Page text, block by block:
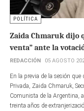
POLÍTICA
Zaida Chmaruk dijo
venta” ante la
REDACCIÓN 05 AGOSTO
En la previa de la sesión
Privada, Zaida Chmaruk,
Comunista de la Argentina,
treinta años de